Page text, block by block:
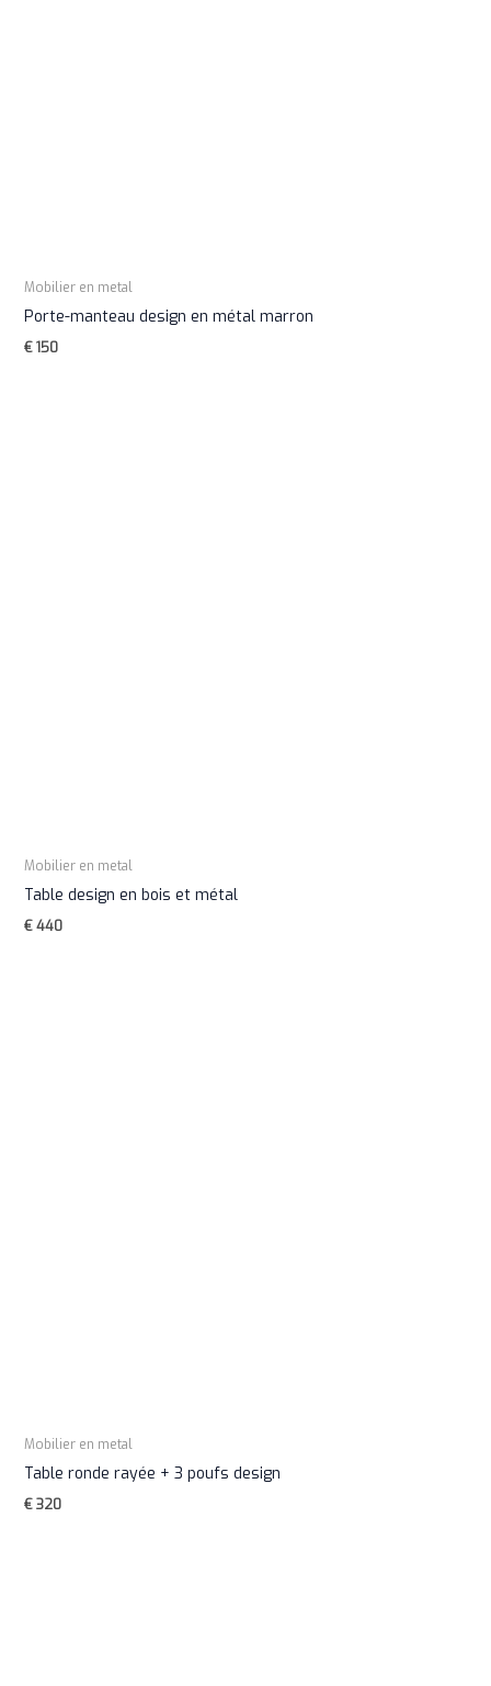
Mobilier en metal
Porte-manteau design en métal marron
€150
Mobilier en metal
Table design en bois et métal
€440
Mobilier en metal
Table ronde rayée + 3 poufs design
€320